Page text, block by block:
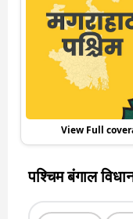
View Full
पश्चिम बंगाल